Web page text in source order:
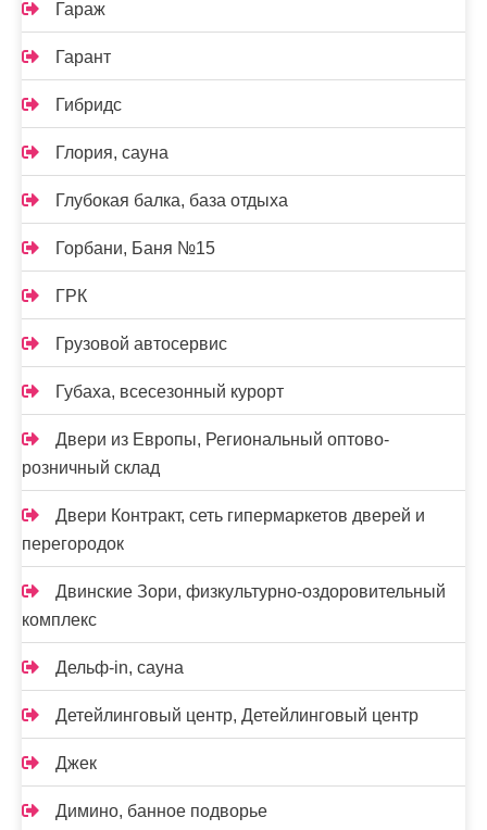
Гараж
Гарант
Гибридс
Глория, сауна
Глубокая балка, база отдыха
Горбани, Баня №15
ГРК
Грузовой автосервис
Губаха, всесезонный курорт
Двери из Европы, Региональный оптово-
розничный склад
Двери Контракт, сеть гипермаркетов дверей и
перегородок
Двинские Зори, физкультурно-оздоровительный
комплекс
Дельф-in, сауна
Детейлинговый центр, Детейлинговый центр
Джек
Димино, банное подворье